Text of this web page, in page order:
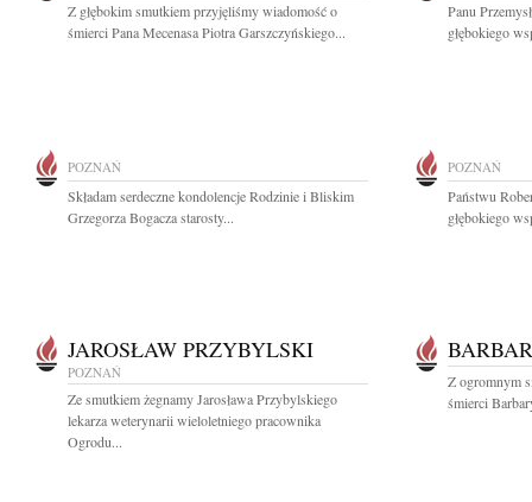
Z głębokim smutkiem przyjęliśmy wiadomość o
śmierci Pana Mecenasa Piotra Garszczyńskiego...
Panu
głębokiego
POZNAŃ
Składam serdeczne kondolencje Rodzinie i Bliskim
Grzegorza Bogacza starosty...
POZNAŃ
Państwu
głębokiego
JAROSŁAW PRZYBYLSKI
POZNAŃ
Ze smutkiem żegnamy Jarosława Przybylskiego
lekarza weterynarii wieloletniego pracownika
Ogrodu...
Z ogromnym
śmierci